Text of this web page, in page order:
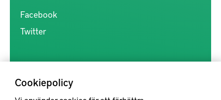
Cookiepolicy
Facebook
Twitter